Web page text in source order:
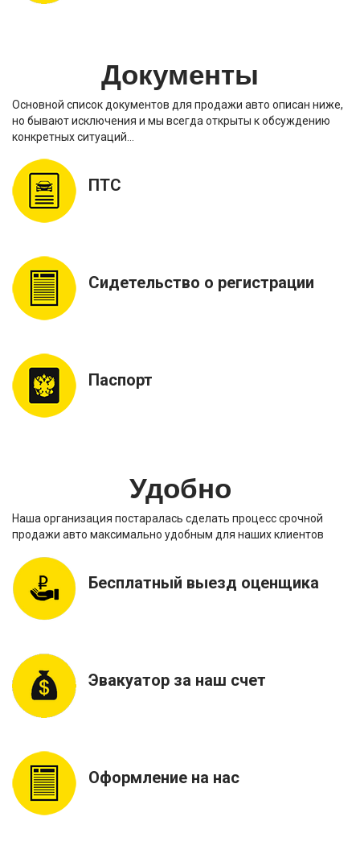
Документы
Основной список документов для продажи авто описан ниже,
но бывают исключения и мы всегда открыты к обсуждению
конкретных ситуаций…
ПТС
Сидетельство о регистрации
Паспорт
Удобно
Наша организация постаралась сделать процесс срочной
продажи авто максимально удобным для наших клиентов
Бесплатный выезд оценщика
Эвакуатор за наш счет
Оформление на нас